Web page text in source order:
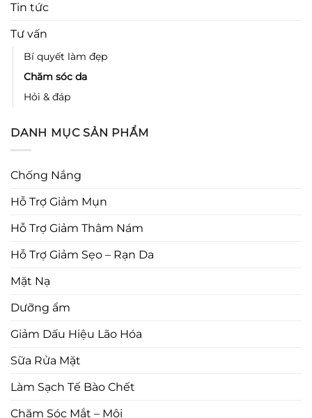
Tin tức
Tư vấn
Bí quyết làm đẹp
Chăm sóc da
Hỏi & đáp
DANH MỤC SẢN PHẨM
Chống Nắng
Hỗ Trợ Giảm Mụn
Hỗ Trợ Giảm Thâm Nám
Hỗ Trợ Giảm Sẹo – Rạn Da
Mặt Nạ
Dưỡng ẩm
Giảm Dấu Hiệu Lão Hóa
Sữa Rửa Mặt
Làm Sạch Tế Bào Chết
Chăm Sóc Mắt – Môi